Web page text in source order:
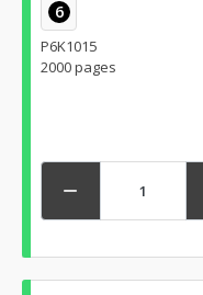
6
P6K1015
2000 pages
